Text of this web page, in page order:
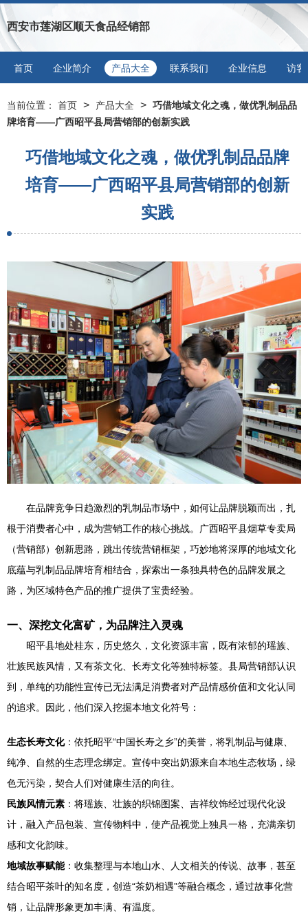
西安市莲湖区顺天食品经销部
首页 企业简介 产品大全 联系我们 企业信息 访客
当前位置： 首页 > 产品大全 > 巧借地域文化之魂，做优乳制品品
牌培育——广西昭平县局营销部的创新实践
巧借地域文化之魂，做优乳制品品牌
培育——广西昭平县局营销部的创新
实践
在品牌竞争日趋激烈的乳制品市场中，如何让品牌脱颖而出，扎
根于消费者心中，成为营销工作的核心挑战。广西昭平县烟草专卖局
（营销部）创新思路，跳出传统营销框架，巧妙地将深厚的地域文化
底蕴与乳制品品牌培育相结合，探索出一条独具特色的品牌发展之
路，为区域特色产品的推广提供了宝贵经验。
一、深挖文化富矿，为品牌注入灵魂
昭平县地处桂东，历史悠久，文化资源丰富，既有浓郁的瑶族、
壮族民族风情，又有茶文化、长寿文化等独特标签。县局营销部认识
到，单纯的功能性宣传已无法满足消费者对产品情感价值和文化认同
的追求。因此，他们深入挖掘本地文化符号：
生态长寿文化：依托昭平“中国长寿之乡”的美誉，将乳制品与健康、
纯净、自然的生态理念绑定。宣传中突出奶源来自本地生态牧场，绿
色无污染，契合人们对健康生活的向往。
民族风情元素 ：将瑶族、壮族的织锦图案、吉祥纹饰经过现代化设
计，融入产品包装、宣传物料中，使产品视觉上独具一格，充满亲切
感和文化韵味。
地域故事赋能：收集整理与本地山水、人文相关的传说、故事，甚至
结合昭平茶叶的知名度，创造“茶奶相遇”等融合概念，通过故事化营
销，让品牌形象更加丰满、有温度。